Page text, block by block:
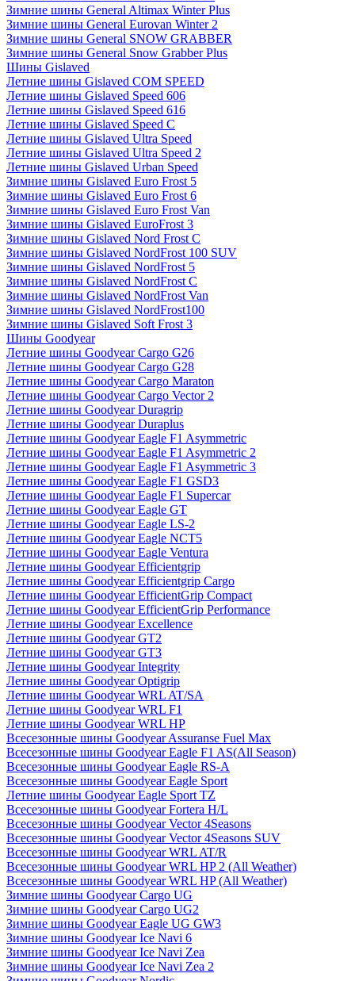
Зимние шины General Altimax Winter Plus
Зимние шины General Eurovan Winter 2
Зимние шины General SNOW GRABBER
Зимние шины General Snow Grabber Plus
Шины Gislaved
Летние шины Gislaved COM SPEED
Летние шины Gislaved Speed 606
Летние шины Gislaved Speed 616
Летние шины Gislaved Speed C
Летние шины Gislaved Ultra Speed
Летние шины Gislaved Ultra Speed 2
Летние шины Gislaved Urban Speed
Зимние шины Gislaved Euro Frost 5
Зимние шины Gislaved Euro Frost 6
Зимние шины Gislaved Euro Frost Van
Зимние шины Gislaved EuroFrost 3
Зимние шины Gislaved Nord Frost C
Зимние шины Gislaved NordFrost 100 SUV
Зимние шины Gislaved NordFrost 5
Зимние шины Gislaved NordFrost C
Зимние шины Gislaved NordFrost Van
Зимние шины Gislaved NordFrost100
Зимние шины Gislaved Soft Frost 3
Шины Goodyear
Летние шины Goodyear Cargo G26
Летние шины Goodyear Cargo G28
Летние шины Goodyear Cargo Maraton
Летние шины Goodyear Cargo Vector 2
Летние шины Goodyear Duragrip
Летние шины Goodyear Duraplus
Летние шины Goodyear Eagle F1 Asymmetric
Летние шины Goodyear Eagle F1 Asymmetric 2
Летние шины Goodyear Eagle F1 Asymmetric 3
Летние шины Goodyear Eagle F1 GSD3
Летние шины Goodyear Eagle F1 Supercar
Летние шины Goodyear Eagle GT
Летние шины Goodyear Eagle LS-2
Летние шины Goodyear Eagle NCT5
Летние шины Goodyear Eagle Ventura
Летние шины Goodyear Efficientgrip
Летние шины Goodyear Efficientgrip Cargo
Летние шины Goodyear EfficientGrip Compact
Летние шины Goodyear EfficientGrip Performance
Летние шины Goodyear Excellence
Летние шины Goodyear GT2
Летние шины Goodyear GT3
Летние шины Goodyear Integrity
Летние шины Goodyear Optigrip
Летние шины Goodyear WRL AT/SA
Летние шины Goodyear WRL F1
Летние шины Goodyear WRL HP
Всесезонные шины Goodyear Assuranse Fuel Max
Всесезонные шины Goodyear Eagle F1 AS(All Season)
Всесезонные шины Goodyear Eagle RS-A
Всесезонные шины Goodyear Eagle Sport
Летние шины Goodyear Eagle Sport TZ
Всесезонные шины Goodyear Fortera H/L
Всесезонные шины Goodyear Vector 4Seasons
Всесезонные шины Goodyear Vector 4Seasons SUV
Всесезонные шины Goodyear WRL AT/R
Всесезонные шины Goodyear WRL HP 2 (All Weather)
Всесезонные шины Goodyear WRL HP (All Weather)
Зимние шины Goodyear Cargo UG
Зимние шины Goodyear Cargo UG2
Зимние шины Goodyear Eagle UG GW3
Зимние шины Goodyear Ice Navi 6
Зимние шины Goodyear Ice Navi Zea
Зимние шины Goodyear Ice Navi Zea 2